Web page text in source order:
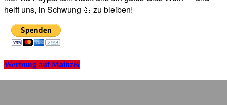
helft uns, in Schwung 💪 zu bleiben!
Werbung auf Mainz&